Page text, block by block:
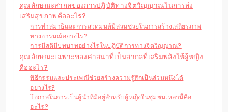
คุณลักษณะสากลของการปฏิบัติทางจิตวิญญาณในการส่ง
เสริมสุขภาพคืออะไร?
การทำสมาธิและการสวดมนต์มีส่วนช่วยในการสร้างเสถียรภาพ
ทางอารมณ์อย่างไร?
การมีสติมีบทบาทอย่างไรในปฏิบัติการทางจิตวิญญาณ?
คุณลักษณะเฉพาะของศาสนาที่เป็นสากลที่เสริมพลังให้ผู้หญิง
คืออะไร?
พิธีกรรมและประเพณีช่วยสร้างความรู้สึกเป็นส่วนหนึ่งได้
อย่างไร?
โอกาสในการเป็นผู้นำที่มีอยู่สำหรับผู้หญิงในชุมชนเหล่านี้คือ
อะไร?